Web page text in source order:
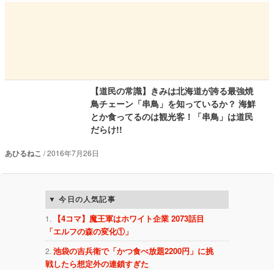
【道民の常識】きみは北海道が誇る最強焼
鳥チェーン「串鳥」を知っているか？ 海鮮
とか食ってるのは観光客！「串鳥」は道民
だらけ!!
あひるねこ 2016年7月26日
今日の人気記事
【4コマ】魔王軍はホワイト企業 2073話目
「エルフの森の変化①」
池袋の吉兵衛で「かつ食べ放題2200円」に挑
戦したら想定外の連鎖すぎた